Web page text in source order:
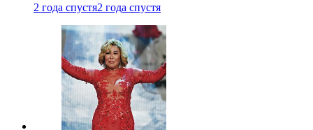
2 года спустя2 года спустя